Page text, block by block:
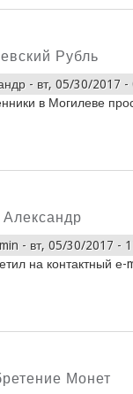
Рубль
- вт, 05/30/2017 -
в Могилеве
Александр
- вт, 05/30/2017 -
на контактный е-
Монет